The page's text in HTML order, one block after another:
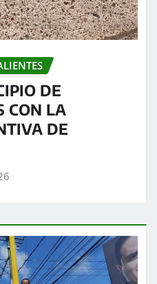
DE
CON LA
DE